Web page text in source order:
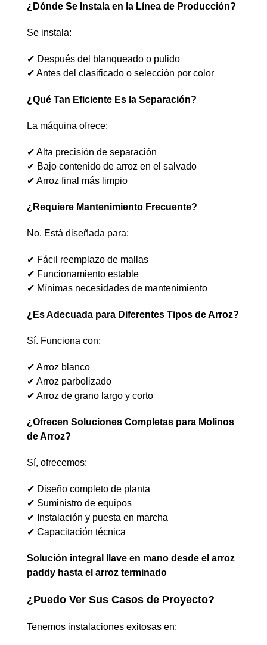
¿Dónde Se Instala en la Línea de Producción?
Se instala:
✔ Después del blanqueado o pulido
✔ Antes del clasificado o selección por color
¿Qué Tan Eficiente Es la Separación?
La máquina ofrece:
✔ Alta precisión de separación
✔ Bajo contenido de arroz en el salvado
✔ Arroz final más limpio
¿Requiere Mantenimiento Frecuente?
No. Está diseñada para:
✔ Fácil reemplazo de mallas
✔ Funcionamiento estable
✔ Mínimas necesidades de mantenimiento
¿Es Adecuada para Diferentes Tipos de Arroz?
Sí. Funciona con:
✔ Arroz blanco
✔ Arroz parbolizado
✔ Arroz de grano largo y corto
¿Ofrecen Soluciones Completas para Molinos
de Arroz?
Sí, ofrecemos:
✔ Diseño completo de planta
✔ Suministro de equipos
✔ Instalación y puesta en marcha
✔ Capacitación técnica
Solución integral llave en mano desde el arroz
paddy hasta el arroz terminado
¿Puedo Ver Sus Casos de Proyecto?
Tenemos instalaciones exitosas en: